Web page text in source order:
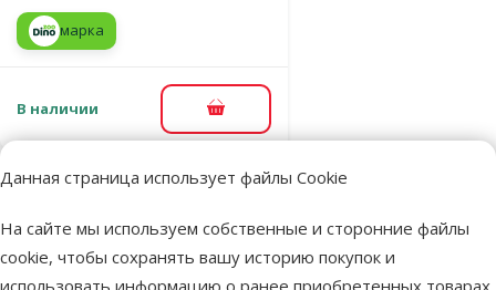
Данная страница использует файлы Cookie
На сайте мы используем собственные и сторонние файлы
cookie, чтобы сохранять вашу историю покупок и
использовать информацию о ранее приобретенных товарах
марка
В наличии В корзину
Игрушка для
собак – Dog
Fantasy Good's